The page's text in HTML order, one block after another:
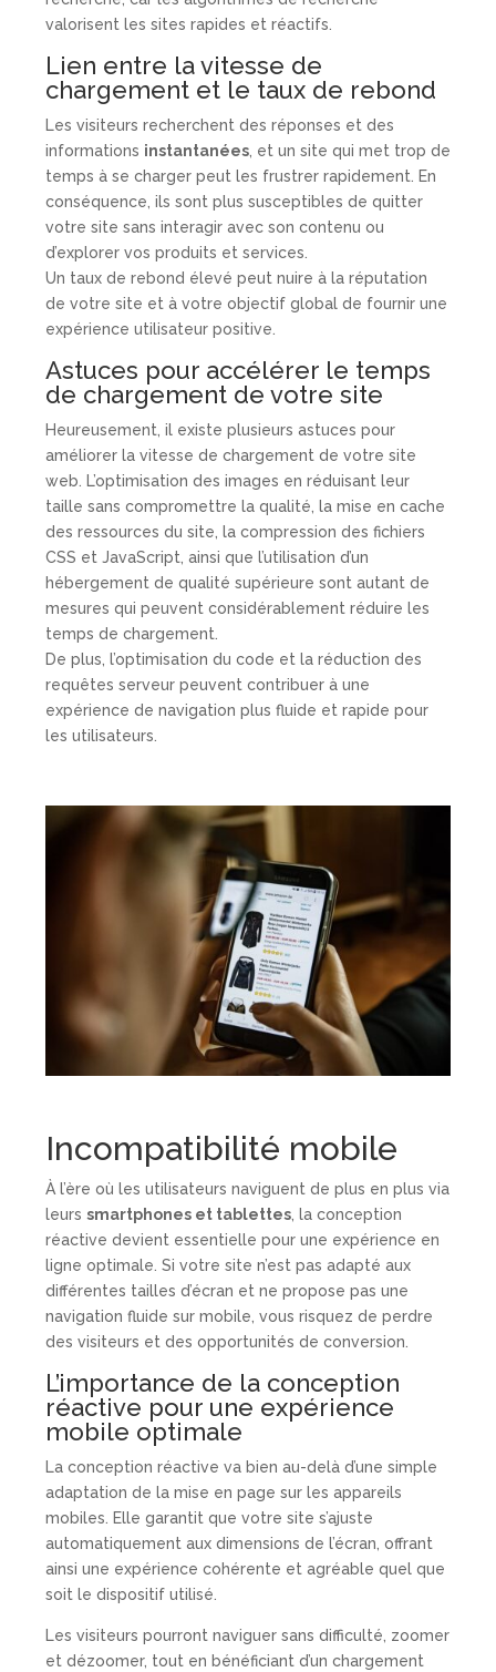
valorisent les sites rapides et réactifs.
Lien entre la vitesse de
chargement et le taux de rebond
Les visiteurs recherchent des réponses et des
informations instantanées, et un site qui met trop de
temps à se charger peut les frustrer rapidement. En
conséquence, ils sont plus susceptibles de quitter
votre site sans interagir avec son contenu ou
d’explorer vos produits et services.
Un taux de rebond élevé peut nuire à la réputation
de votre site et à votre objectif global de fournir une
expérience utilisateur positive.
Astuces pour accélérer le temps
de chargement de votre site
Heureusement, il existe plusieurs astuces pour
améliorer la vitesse de chargement de votre site
web. L’optimisation des images en réduisant leur
taille sans compromettre la qualité, la mise en cache
des ressources du site, la compression des fichiers
CSS et JavaScript, ainsi que l’utilisation d’un
hébergement de qualité supérieure sont autant de
mesures qui peuvent considérablement réduire les
temps de chargement.
De plus, l’optimisation du code et la réduction des
requêtes serveur peuvent contribuer à une
expérience de navigation plus fluide et rapide pour
les utilisateurs.
Incompatibilité mobile
À l’ère où les utilisateurs naviguent de plus en plus via
leurs smartphones et tablettes, la conception
réactive devient essentielle pour une expérience en
ligne optimale. Si votre site n’est pas adapté aux
différentes tailles d’écran et ne propose pas une
navigation fluide sur mobile, vous risquez de perdre
des visiteurs et des opportunités de conversion.
L’importance de la conception
réactive pour une expérience
mobile optimale
La conception réactive va bien au-delà d’une simple
adaptation de la mise en page sur les appareils
mobiles. Elle garantit que votre site s’ajuste
automatiquement aux dimensions de l’écran, offrant
ainsi une expérience cohérente et agréable quel que
soit le dispositif utilisé.
Les visiteurs pourront naviguer sans difficulté, zoomer
et dézoomer, tout en bénéficiant d’un chargement